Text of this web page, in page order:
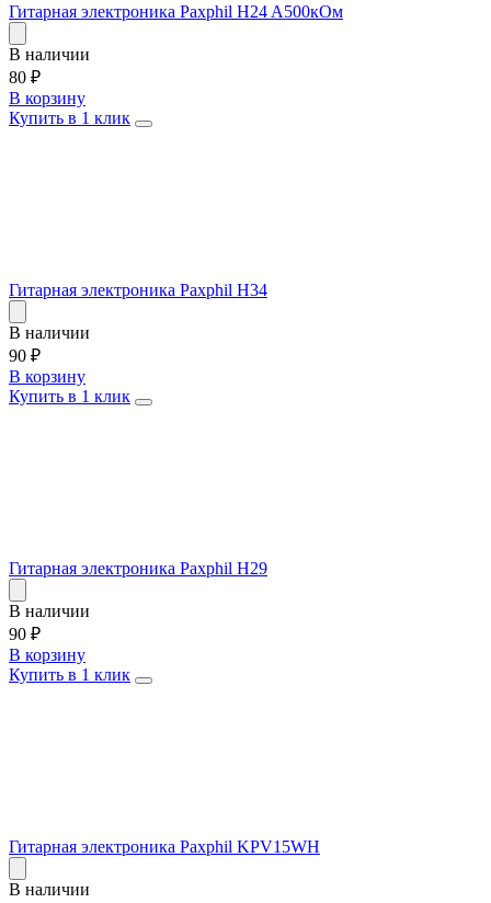
Гитарная электроника Paxphil H24 A500кОм
В наличии
80 ₽
В корзину
Купить в 1 клик
Гитарная электроника Paxphil H34
В наличии
90 ₽
В корзину
Купить в 1 клик
Гитарная электроника Paxphil H29
В наличии
90 ₽
В корзину
Купить в 1 клик
Гитарная электроника Paxphil KPV15WH
В наличии